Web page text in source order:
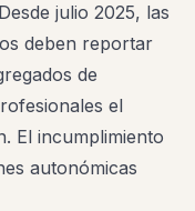
julio 2025, las
deben reportar
de
el
El incumplimiento
autonómicas